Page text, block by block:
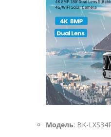
Модель: BK-